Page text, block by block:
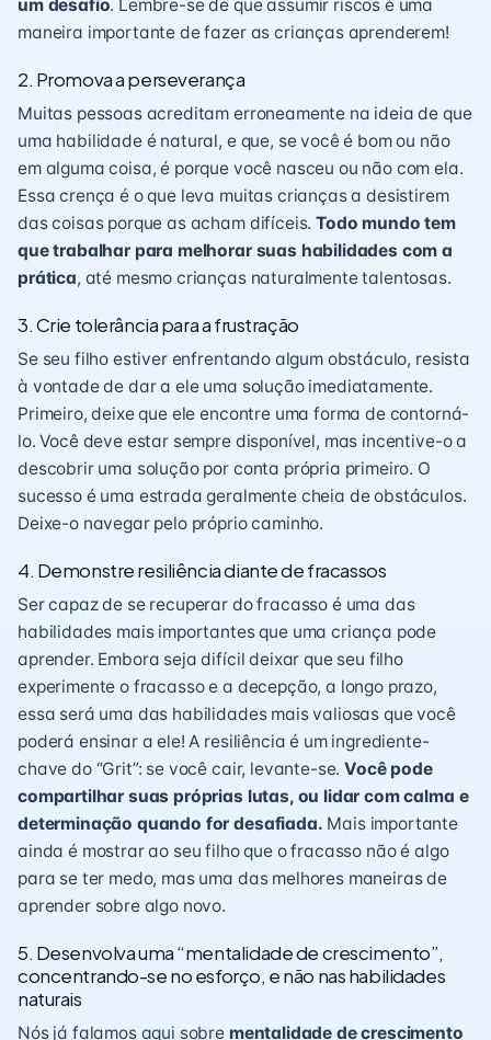
um desafio. Lembre-se de que assumir riscos é uma
maneira importante de fazer as crianças aprenderem!
2. Promova a perseverança
Muitas pessoas acreditam erroneamente na ideia de que
uma habilidade é natural, e que, se você é bom ou não
em alguma coisa, é porque você nasceu ou não com ela.
Essa crença é o que leva muitas crianças a desistirem
das coisas porque as acham difíceis.Todo mundo tem
que trabalhar para melhorar suas habilidades com a
prática, até mesmo crianças naturalmente talentosas.
3. Crie tolerância para a frustração
Se seu filho estiver enfrentando algum obstáculo, resista
à vontade de dar a ele uma solução imediatamente.
Primeiro, deixe que ele encontre uma forma de contorná-
lo. Você deve estar sempre disponível, mas incentive-o a
descobrir uma solução por conta própria primeiro. O
sucesso é uma estrada geralmente cheia de obstáculos.
Deixe-o navegar pelo próprio caminho.
4. Demonstre resiliência diante de fracassos
Ser capaz de se recuperar do fracasso é uma das
habilidades mais importantes que uma criança pode
aprender. Embora seja difícil deixar que seu filho
experimente o fracasso e a decepção, a longo prazo,
essa será uma das habilidades mais valiosas que você
poderá ensinar a ele! A resiliência é um ingrediente-
chave do “Grit”: se você cair, levante-se. Você pode
compartilhar suas próprias lutas, ou lidar com calma e
determinação quando for desafiada. Mais importante
ainda é mostrar ao seu filho que o fracasso não é algo
para se ter medo, mas uma das melhores maneiras de
aprender sobre algo novo.
5. Desenvolva uma “mentalidade de crescimento”,
concentrando-se no esforço, e não nas habilidades
naturais
Nós já falamos aqui sobre mentalidade de crescimento